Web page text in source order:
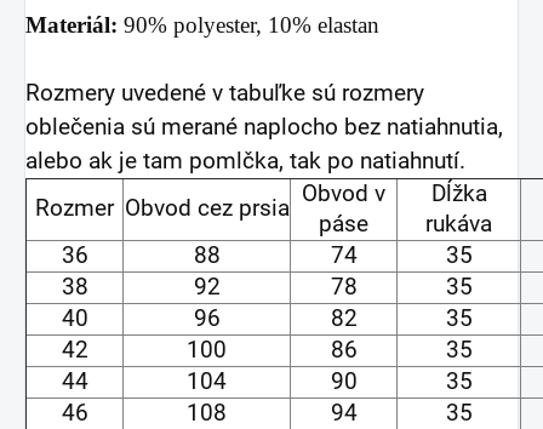
Materiál: 90% polyester, 10% elastan
Rozmery uvedené v tabuľke sú rozmery
oblečenia sú merané naplocho bez natiahnutia,
alebo ak je tam pomlčka, tak po natiahnutí.
Rozmer Obvod cez prsia
Obvod v
páse
Dĺžka
rukáva
36
88 74
35
38
92 78
35
40
96 82
35
42
100 86
35
44
104 90
35
46
108 94
35